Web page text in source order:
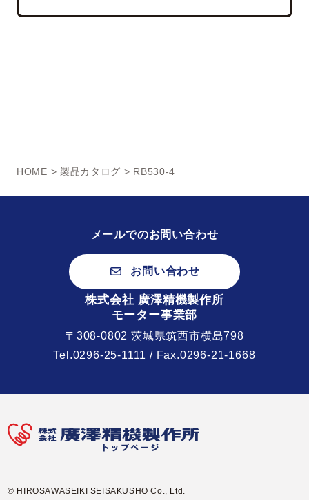
HOME > 製品カタログ > RB530-4
メールでのお問い合わせ
お問い合わせ
株式会社 廣澤精機製作所
モーター事業部
〒308-0802 茨城県筑西市横島798
Tel.0296-25-1111 / Fax.0296-21-1668
© HIROSAWASEIKI SEISAKUSHO Co., Ltd.